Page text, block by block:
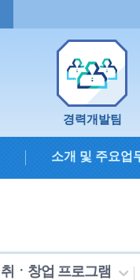
경력개발팀
소개 및 주요업
취ㆍ창업 프로그램